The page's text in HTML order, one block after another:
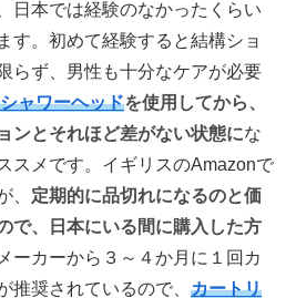
日本では経験のなかったくらい
す。初めて経験すると結構ショ
らず、男性も十分なケアが必要
ャワーヘッドを使用してから、
ンとそれほど差がない状態にな
スメです。イギリスのAmazonで
、 定期的に品切れになるのと価
で、日本にいる間に購入した方
ーカーから３～４か月に１回カ
推奨されているので、 カートリ